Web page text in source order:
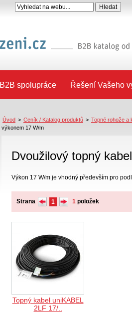
B2B spolupráce Řešení Vašeho
Úvod > Ceník / Katalog produktů > Topné rohože a
výkonem 17 W/m
Dvoužilový topný
Výkon 17 W/m je vhodný především pro
Strana 1 1 položek
Topný kabel uniKABEL
2LF 17/..